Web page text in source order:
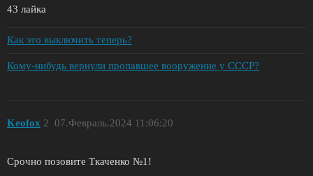
43 лайка
Как это выключить теперь?
Кому-нибудь вернули пропавшее вооружение у СССР?
Keofox 07.Февраль.2024 11:06:20
2
Срочно позовите Ткаченко №1!